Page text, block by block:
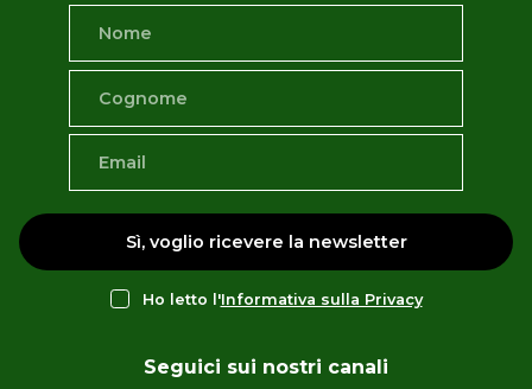
Sì, voglio ricevere la newsletter
Ho letto l'Informativa sulla Privacy
Seguici sui nostri canali